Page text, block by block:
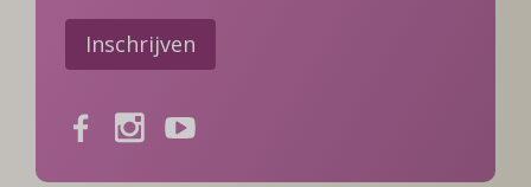
Inschrijven
FacebookInstagramYoutube